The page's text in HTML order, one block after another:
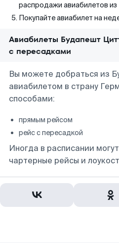
распродажи авиабилетов из
Покупайте авиабилет на
Авиабилеты Будапешт
с пересадками
Вы можете добраться из
авиабилетом в страну
способами:
прямым рейсом
рейс с пересадкой
Иногда в расписании
чартерные рейсы и